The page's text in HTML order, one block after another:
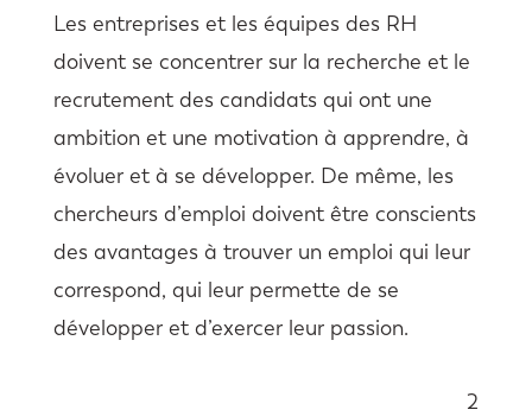
Les entreprises et les équipes des RH
doivent se concentrer sur la recherche et le
recrutement des candidats qui ont une
ambition et une motivation à apprendre, à
évoluer et à se développer. De même, les
chercheurs d’emploi doivent être conscients
des avantages à trouver un emploi qui leur
correspond, qui leur permette de se
développer et d’exercer leur passion.
2